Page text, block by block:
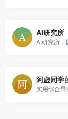
AI研究所
AI研究所，
阿虚同学
实用综合导